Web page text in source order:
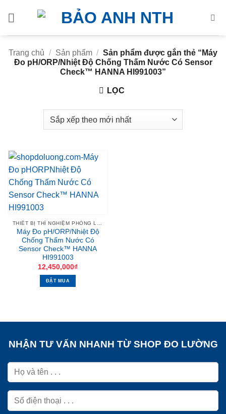
Trang chủ / Sản phẩm / Sản phẩm được gắn thẻ “Máy
Đo pH/ORP/Nhiệt Độ Chống Thấm Nước Có Sensor
Check™ HANNA HI991003”
LỌC
Máy Đo pH/ORP/Nhiệt Độ
Chống Thấm Nước Có
Sensor Check™ HANNA
HI991003
12,450,000₫
ĐẶT MUA
NHẬN TƯ VẤN NHANH TỪ SHOP ĐO LƯỜNG